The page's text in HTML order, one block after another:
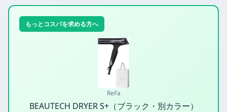
もっとコスパを求める方へ
ReFa
BEAUTECH DRYER S+（ブラック・別カラー）